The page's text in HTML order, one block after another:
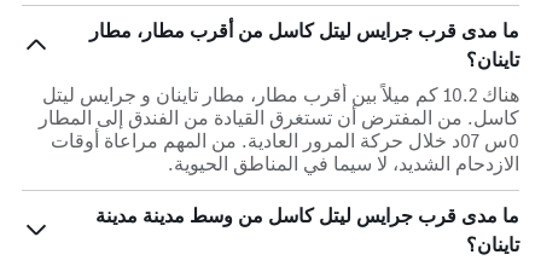
ما مدى قرب جرايس ليتل كاسل من أقرب مطار، مطار
تاينان؟
هناك 10.2 كم ميلاً بين أقرب مطار، مطار تاينان و جرايس ليتل
كاسل. من المفترض أن تستغرق القيادة من الفندق إلى المطار
0س 07د خلال حركة المرور العادية. من المهم مراعاة أوقات
الازدحام الشديد، لا سيما في المناطق الحيوية.
ما مدى قرب جرايس ليتل كاسل من وسط مدينة مدينة
تاينان؟